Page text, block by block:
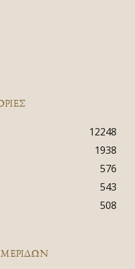
12248
1938
576
543
508